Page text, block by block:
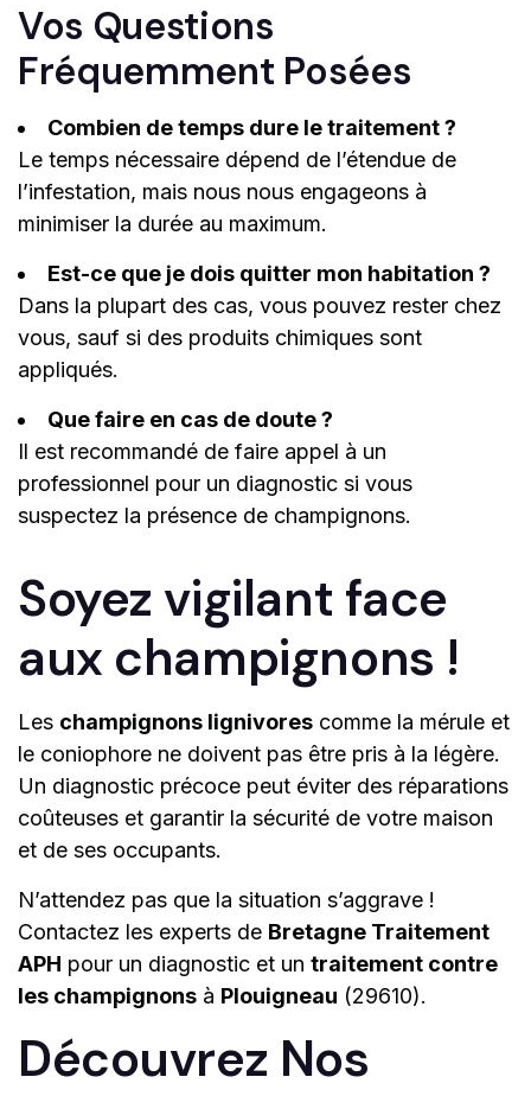
Vos Questions
Fréquemment Posées
Combien de temps dure le traitement ?
Le temps nécessaire dépend de l’étendue de
l’infestation, mais nous nous engageons à
minimiser la durée au maximum.
Est-ce que je dois quitter mon habitation ?
Dans la plupart des cas, vous pouvez rester chez
vous, sauf si des produits chimiques sont
appliqués.
Que faire en cas de doute ?
Il est recommandé de faire appel à un
professionnel pour un diagnostic si vous
suspectez la présence de champignons.
Soyez vigilant face
aux champignons !
Les champignons lignivores comme la mérule et
le coniophore ne doivent pas être pris à la légère.
Un diagnostic précoce peut éviter des réparations
coûteuses et garantir la sécurité de votre maison
et de ses occupants.
N’attendez pas que la situation s’aggrave !
Contactez les experts de Bretagne Traitement
APH pour un diagnostic et un traitement contre
les champignons à Plouigneau (29610).
Découvrez Nos